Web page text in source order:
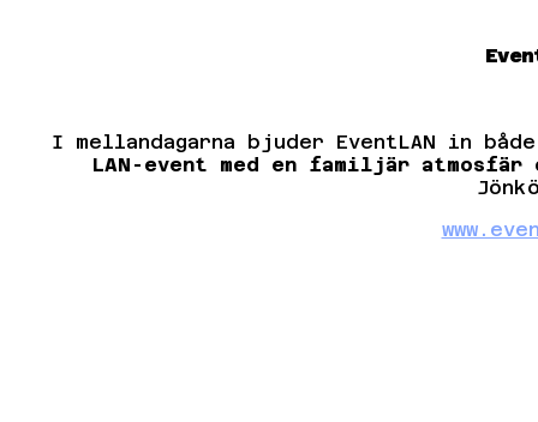
I mellandagarna bjuder EventLAN in
LAN-event med en familjär atmosfär